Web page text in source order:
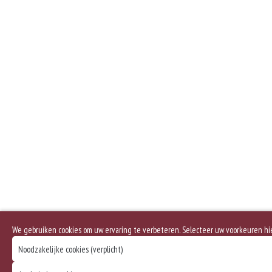
We gebruiken cookies om uw ervaring te verbeteren. Selecteer uw voorkeuren
Noodzakelijke cookies (verplicht)